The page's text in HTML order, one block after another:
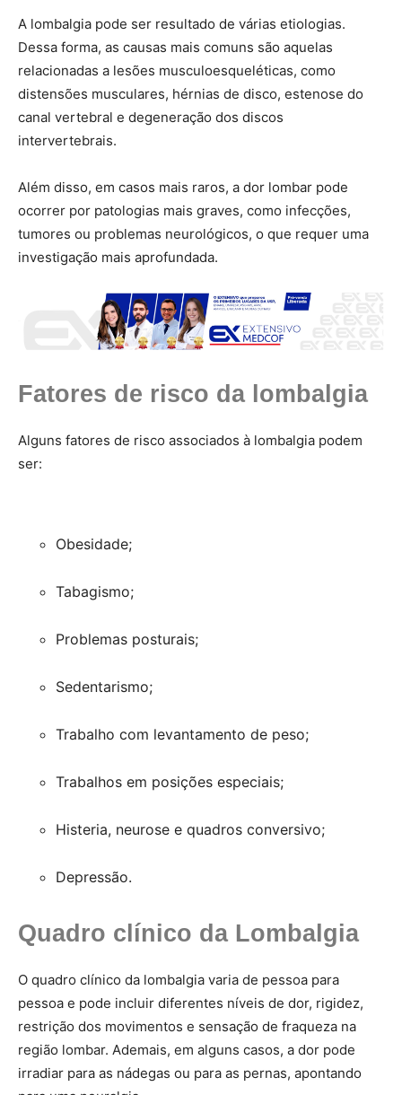
A lombalgia pode ser resultado de várias etiologias.
Dessa forma, as causas mais comuns são aquelas
relacionadas a lesões musculoesqueléticas, como
distensões musculares, hérnias de disco, estenose do
canal vertebral e degeneração dos discos
intervertebrais.
Além disso, em casos mais raros, a dor lombar pode
ocorrer por patologias mais graves, como infecções,
tumores ou problemas neurológicos, o que requer uma
investigação mais aprofundada.
Fatores de risco da lombalgia
Alguns fatores de risco associados à lombalgia podem
ser:
Obesidade;
Tabagismo;
Problemas posturais;
Sedentarismo;
Trabalho com levantamento de peso;
Trabalhos em posições especiais;
Histeria, neurose e quadros conversivo;
Depressão.
Quadro clínico da Lombalgia
O quadro clínico da lombalgia varia de pessoa para
pessoa e pode incluir diferentes níveis de dor, rigidez,
restrição dos movimentos e sensação de fraqueza na
região lombar. Ademais, em alguns casos, a dor pode
irradiar para as nádegas ou para as pernas, apontando